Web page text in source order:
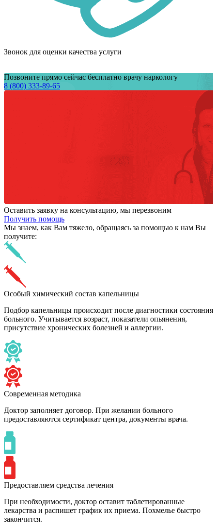
Звонок для оценки качества услуги
Позвоните прямо сейчас бесплатно врачу наркологу
8 (800) 333-89-65
Оставить заявку на консультацию, мы перезвоним
Получить помощь
Мы знаем, как Вам тяжело, обращаясь за помощью к нам Вы
получите:
Особый химический состав капельницы
Подбор капельницы происходит после диагностики состояния
больного. Учитывается возраст, показатели опьянения,
присутствие хронических болезней и аллергии.
Современная методика
Доктор заполняет договор. При желании больного
предоставляются сертификат центра, документы врача.
Предоставляем средства лечения
При необходимости, доктор оставит таблетированные
лекарства и распишет график их приема. Похмелье быстро
закончится.